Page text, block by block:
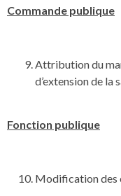
Commande publique
Attribution du
d’extension de la
Fonction publique
Modification des